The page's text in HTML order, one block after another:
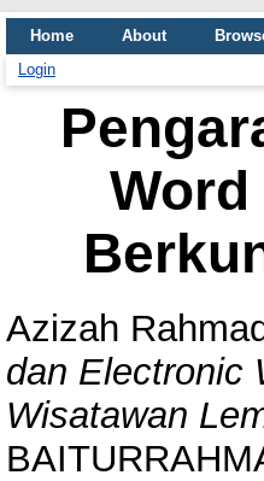
Home About
Login
Azizah
dan Electronic
Wisatawan